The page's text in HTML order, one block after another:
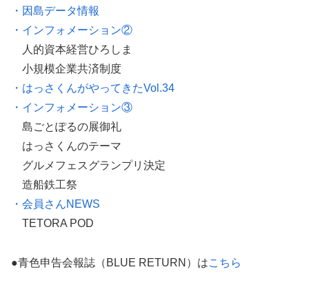
・因島データ情報
・インフォメーション②
人的資本経営ひろしま
小規模企業共済制度
・はっさくんがやってきたVol.34
・インフォメーション③
島ごとぽるの展御礼
はっさくんのテーマ
グルメフェスグランプリ決定
造船鉄工祭
・会員さんNEWS
TETORA POD
●青色申告会報誌（BLUE RETURN）はこちら